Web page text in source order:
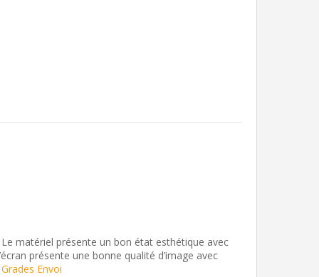
matériel présente un bon état esthétique avec
présente une bonne qualité d’image avec
Envoi